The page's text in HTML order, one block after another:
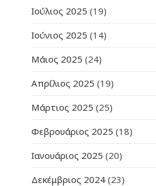
Ιούλιος 2025 (19)
Ιούνιος 2025 (14)
Μάιος 2025 (24)
Απρίλιος 2025 (19)
Μάρτιος 2025 (25)
Φεβρουάριος 2025 (18)
Ιανουάριος 2025 (20)
Δεκέμβριος 2024 (23)